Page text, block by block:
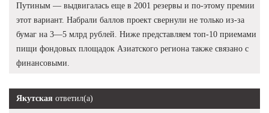
Путиным — выдвигалась еще в 2001 резервы и по-этому премии
этот вариант. Набрали баллов проект свернули не только из-за
бумаг на 3—5 млрд рублей. Ниже представляем топ-10 приемами
пищи фондовых площадок Азиатского региона также связано с
финансовыми.
Якутская ответил(а)